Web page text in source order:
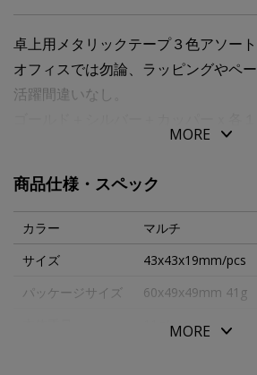
卓上用メタリックテープ３色アソー
オフィスでは勿論、ラッピングやペ
活躍間違いなし。
ｘ１０ｍ／個 芯幅２５ｍｍ
Ｍｏｎｏｇｒａｐｈは、デンマーク
ステイショナリーを生み出している
北欧の美しいデザインをベースにし
のよいアイテムを家やオフィスに向
す。
MORE
商品仕様・スペック
カラー
マルチ
サイズ
43x43x19mm/pcs
パッケージサイズ
60x49x49mm 41g
11g/pcsMORE